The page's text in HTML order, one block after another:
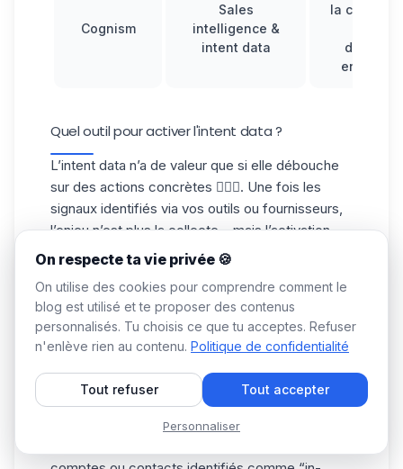
Cognism
Sales
intelligence &
intent data
la
données
enrichies.
Quel outil pour activer l'intent data ?
L’intent data n’a de valeur que si elle débouche
sur des actions concrètes 🏃🏻‍♀️. Une fois les
signaux identifiés via vos outils ou fournisseurs,
l’enjeu n’est plus la collecte… mais l’activation
commerciale. C’est exactement là que
intervient ✨.
Important à clarifier d’emblée,Waalaxy ne
collecte pas d’intent data. En revanche, c’est un
outil d’activation qui permet de transformer ces
derniers en actions de prospection efficaces,
notamment sur
LinkedInet par email. 📮
Importer des leads qualifiés par intention
Première étape, faire entrerl’intent data
On respecte ta vie privée 🍪
On utilise des cookies pour comprendre comment le
blog est utilisé et te proposer des contenus
personnalisés. Tu choisis ce que tu acceptes. Refuser
n'enlève rien au contenu. Politique de confidentialité
Tout refuser Tout accepter
Personnaliser